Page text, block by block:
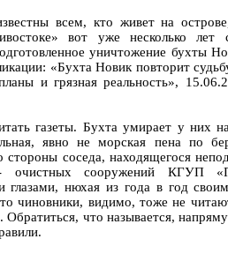
всем, кто живет на
вот уже несколько лет
уничтожение бухты
«Бухта Новик повторит
и грязная реальность»,
газеты. Бухта умирает у них
явно не морская пена по
соседа, находящегося
очистных сооружений КГУП
глазами, нюхая из года в год
чиновники, видимо, тоже не
что называется,